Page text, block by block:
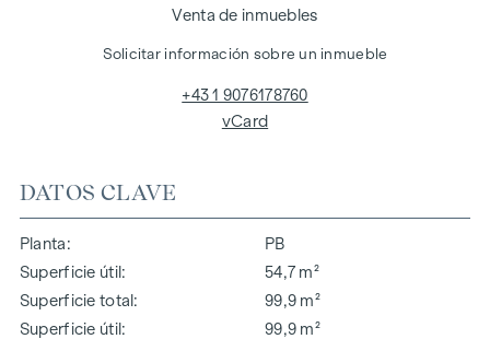
DATOS CLAVE
Planta
PB
Superficie útil
54,7 m²
Superficie total
99,9 m²
Superficie útil
99,9 m²
Venta de inmuebles
Solicitar información sobre un inmueble
+43 1 9076178760
vCard